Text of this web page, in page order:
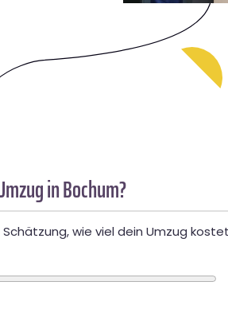
in Bochum?
wie viel dein Umzug